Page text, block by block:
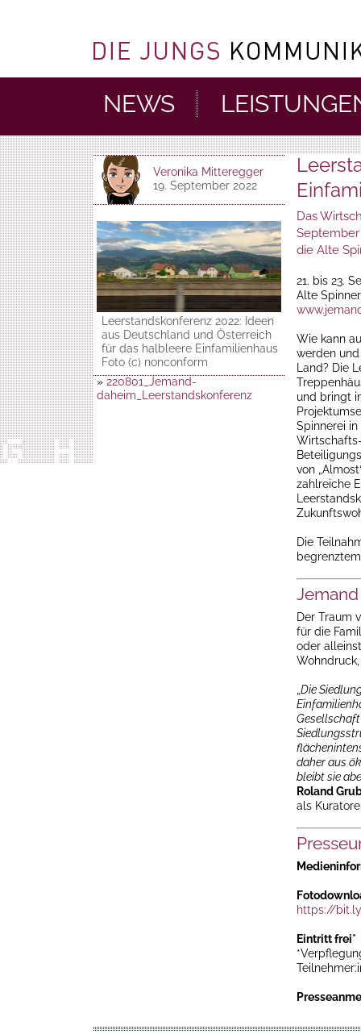
NEWS
Veronika Mitteregger
19. September 2022
Leerstandskonferenz 2022: Ideen
aus Deutschland und Österreich
für das halbleere Einfamilienhaus
Foto (c) nonconform
» 220801_Jemand-
daheim_Leerstandskonferenz
Das
die Alte
21. bis 23.
Alte
Wie kann
werden
Land? Die
und bringt
Spinnerei
von
zahlreiche
Die
Der Traum
für die
oder
Die
daher aus
bleibt sie
Roland
als
https://
Eintritt frei*